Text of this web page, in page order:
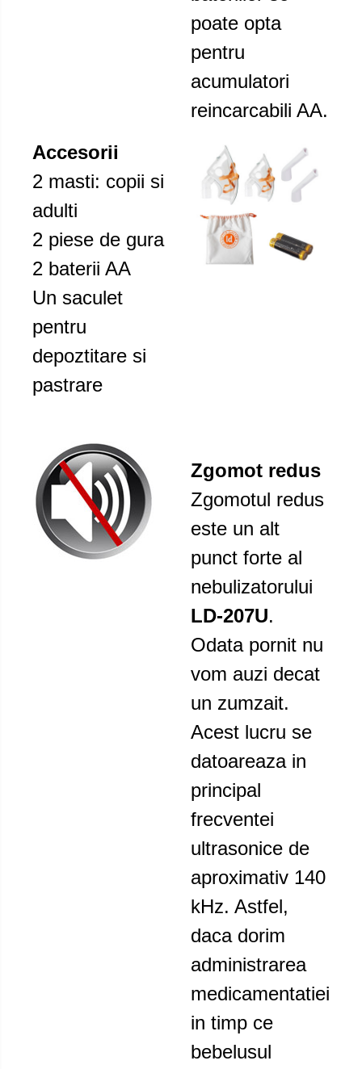
poate opta
pentru
acumulatori
reincarcabili AA.
Accesorii
2 masti: copii si
adulti
2 piese de gura
2 baterii AA
Un saculet
pentru
depoztitare si
pastrare
Zgomot redus
Zgomotul redus
este un alt
punct forte al
nebulizatorului
LD-207U.
Odata pornit nu
vom auzi decat
un zumzait.
Acest lucru se
datoareaza in
principal
frecventei
ultrasonice de
aproximativ 140
kHz. Astfel,
daca dorim
administrarea
medicamentatiei
in timp ce
bebelusul